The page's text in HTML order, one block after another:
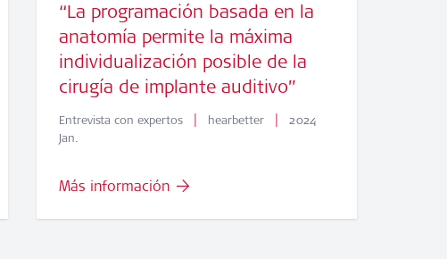
“La programación basada en la
anatomía permite la máxima
individualización posible de la
cirugía de implante auditivo”
Entrevista con expertos | hearbetter |
2024
Jan.
Más información